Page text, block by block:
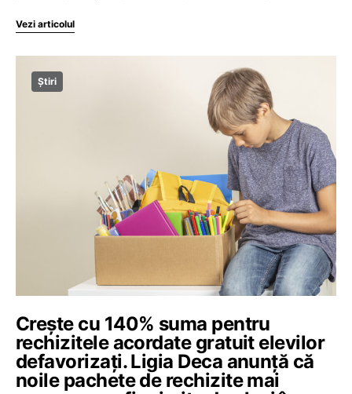
Vezi articolul
Știri
Crește cu 140% suma pentru
rechizitele acordate gratuit elevilor
defavorizați. Ligia Deca anunță că
noile pachete de rechizite mai